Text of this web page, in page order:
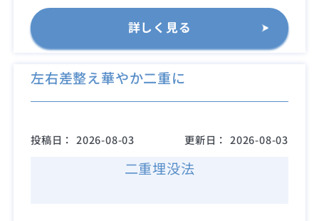
詳しく見る
左右差整え華やか二重に
投稿日： 2026-08-03 更新日： 2026-08-03
二重埋没法